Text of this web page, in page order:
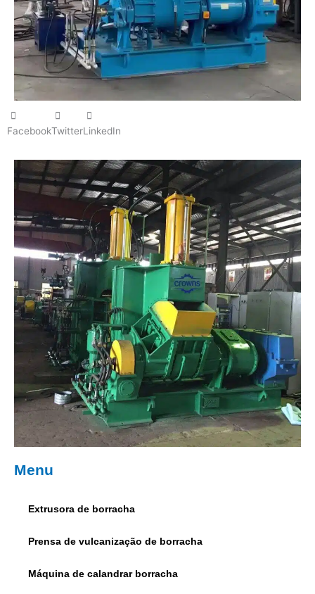
FacebookTwitterLinkedIn
Menu
Extrusora de borracha
Prensa de vulcanização de borracha
Máquina de calandrar borracha